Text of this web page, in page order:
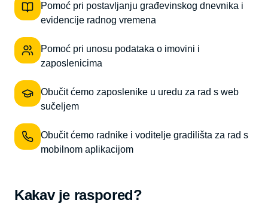
Pomoć pri postavljanju građevinskog dnevnika i
evidencije radnog vremena
Pomoć pri unosu podataka o imovini i
zaposlenicima
Obučit ćemo zaposlenike u uredu za rad s web
sučeljem
Obučit ćemo radnike i voditelje gradilišta za rad s
mobilnom aplikacijom
Kakav je raspored?